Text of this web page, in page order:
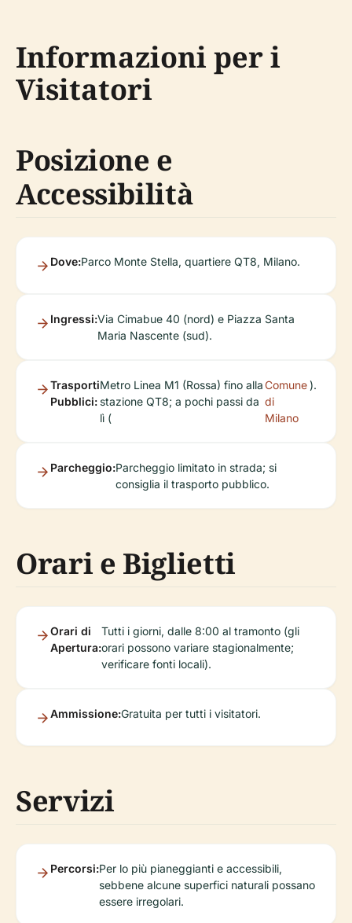
Informazioni per i
Visitatori
Posizione e
Accessibilità
Dove:Parco Monte Stella, quartiere QT8, Milano.
Ingressi:Via Cimabue 40 (nord) e Piazza Santa
Maria Nascente (sud).
Trasporti
Pubblici:
Metro Linea M1 (Rossa) fino alla
stazione QT8; a pochi passi da
lì (
Comune
di
Milano
).
Parcheggio:Parcheggio limitato in strada; si
consiglia il trasporto pubblico.
Orari e Biglietti
Orari di
Apertura:
Tutti i giorni, dalle 8:00 al tramonto (gli
orari possono variare stagionalmente;
verificare fonti locali).
Ammissione:Gratuita per tutti i visitatori.
Servizi
Percorsi:Per lo più pianeggianti e accessibili,
sebbene alcune superfici naturali possano
essere irregolari.